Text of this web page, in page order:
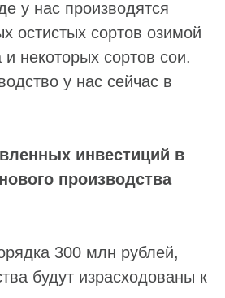
у нас производятся
остистых сортов озимой
некоторых сортов сои.
у нас сейчас в
инвестиций в
производства
300 млн рублей,
будут израсходованы к